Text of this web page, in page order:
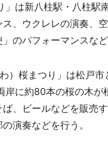
は新八柱駅・八柱駅
、ウクレレの演奏、
のパフォーマンスなど
）桜まつり」は松戸
岸に約80本の桜の木
、ビールなどを販売
演奏などを行う。